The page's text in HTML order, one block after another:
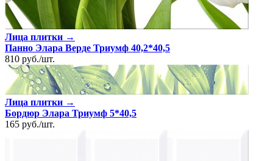
Лица плитки →
Панно Элара Верде Триумф 40,2*40,5
810 руб./шт.
Лица плитки →
Бордюр Элара Триумф 5*40,5
165 руб./шт.